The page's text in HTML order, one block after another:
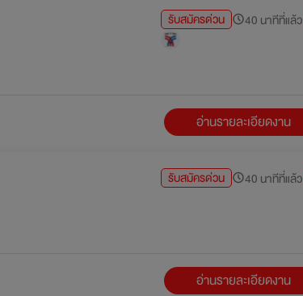
รับสมัครด่วน 40 นาทีที่แล้ว
อ่านรายละเอียดงาน
รับสมัครด่วน 40 นาทีที่แล้ว
อ่านรายละเอียดงาน